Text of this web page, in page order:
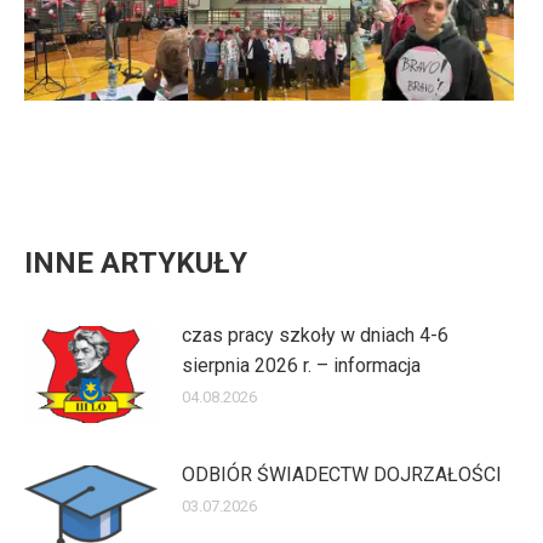
INNE ARTYKUŁY
czas pracy szkoły w dniach 4-6
sierpnia 2026 r. – informacja
04.08.2026
ODBIÓR ŚWIADECTW DOJRZAŁOŚCI
03.07.2026